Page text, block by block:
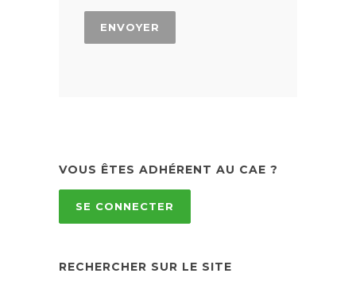
VOUS ÊTES ADHÉRENT AU CAE ?
SE CONNECTER
RECHERCHER SUR LE SITE